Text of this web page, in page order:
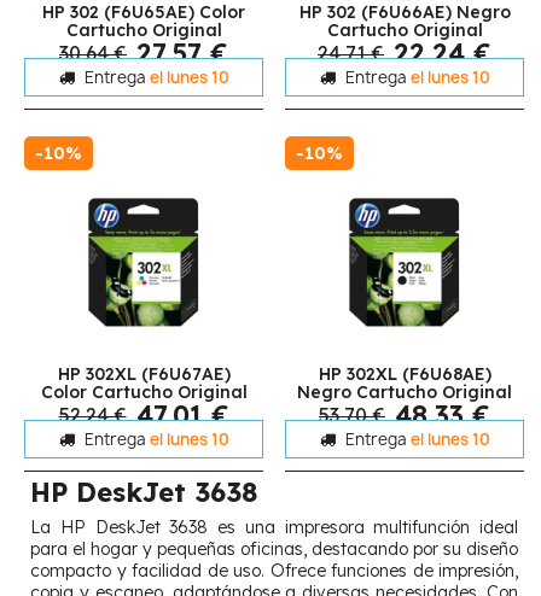
HP 302 (F6U65AE) Color
Cartucho Original
30,64 € 27,57 €
Entrega el lunes 10
HP 302 (F6U66AE) Negro
Cartucho Original
24,71 € 22,24 €
Entrega el lunes 10
-10%
HP 302XL (F6U67AE)
Color Cartucho Original
52,24 € 47,01 €
Entrega el lunes 10
-10%
HP 302XL (F6U68AE)
Negro Cartucho Original
53,70 € 48,33 €
Entrega el lunes 10
HP DeskJet 3638
La HP DeskJet 3638 es una impresora multifunción ideal
para el hogar y pequeñas oficinas, destacando por su diseño
compacto y facilidad de uso. Ofrece funciones de impresión,